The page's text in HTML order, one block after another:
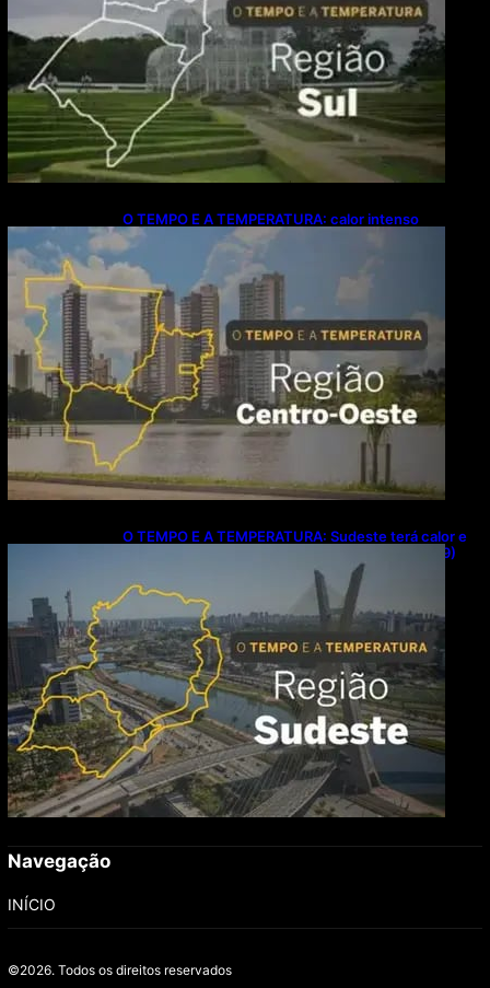
O TEMPO E A TEMPERATURA: calor intenso
predomina no Centro-Oeste neste domingo (9)
O TEMPO E A TEMPERATURA: Sudeste terá calor e
possibilidade de chuva isolada neste domingo (9)
Navegação
INÍCIO
©2026. Todos os direitos reservados